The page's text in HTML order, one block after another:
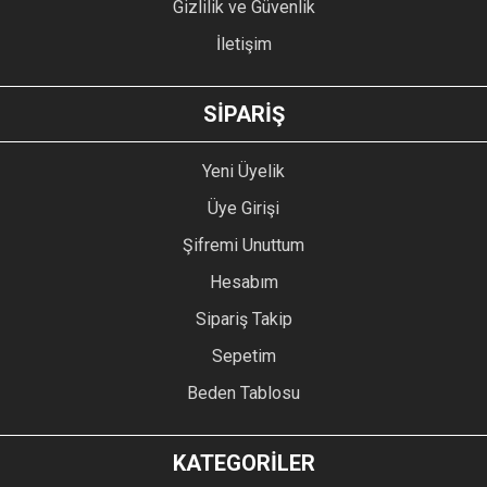
GÖNDER
Gizlilik ve Güvenlik
İletişim
SİPARİŞ
Yeni Üyelik
Üye Girişi
Şifremi Unuttum
Hesabım
Sipariş Takip
Sepetim
Beden Tablosu
KATEGORİLER